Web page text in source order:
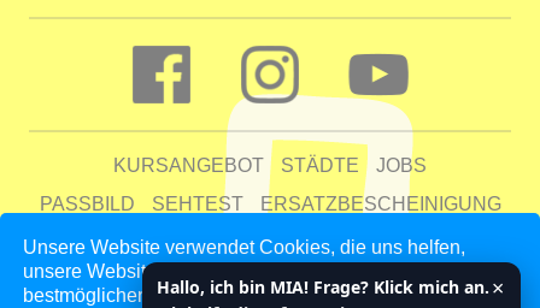
Unsere Website verwendet Cookies, die uns helfen,
unsere Website zu verbessern und unseren Kunden den
bestmöglichen Service zu bieten. Indem du auf 'Auswahl
KURSANGEBOT STÄDTE
JOBS
PASSBILD
SEHTEST
ERSATZBESCHEINIGUNG
UNTERNEHMEN
DATENSCHUTZ
IMPRESSUM
Hallo, ich bin MIA! Frage? Klick mich an. ×